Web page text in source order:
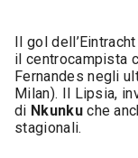
Il gol
il centrocampista
Fernandes negli
Milan). Il Lipsia,
di Nkunkuche
stagionali.